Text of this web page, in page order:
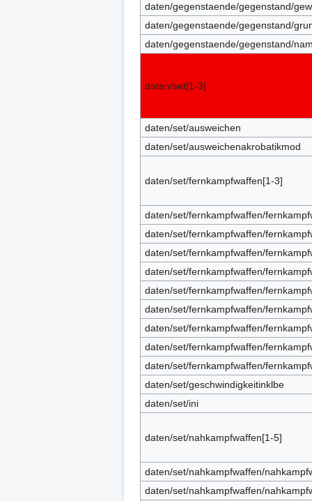
daten/gegenstaende/gegenstand/
daten/gegenstaende/gegenstand/
daten/gegenstaende/gegenstand/
daten/set[1-3]
daten/set/ausweichen
daten/set/ausweichenakrobatikmod
daten/set/fernkampfwaffen[1-3]
daten/set/fernkampfwaffen/
daten/set/fernkampfwaffen/
daten/set/fernkampfwaffen/
daten/set/fernkampfwaffen/
daten/set/fernkampfwaffen/
daten/set/fernkampfwaffen/
daten/set/fernkampfwaffen/
daten/set/fernkampfwaffen/
daten/set/fernkampfwaffen/
daten/set/geschwindigkeitinklbe
daten/set/ini
daten/set/nahkampfwaffen[1-5]
daten/set/nahkampfwaffen/
daten/set/nahkampfwaffen/